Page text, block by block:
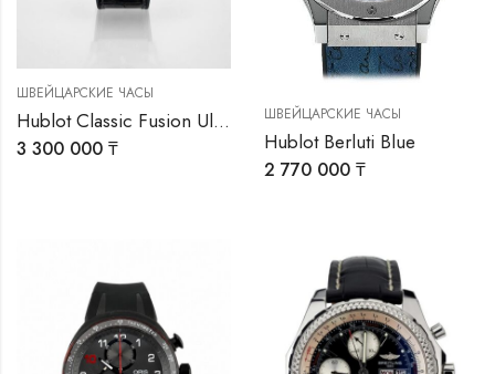
ШВЕЙЦАРСКИЕ ЧАСЫ
Hublot Classic Fusion Ultra-Thin
3 300 000 ₸
ШВЕЙЦАРСКИЕ ЧАСЫ
Hublot Berluti Blue
2 770 000 ₸